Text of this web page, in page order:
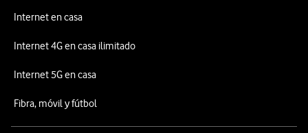
Internet en casa
Internet 4G en casa ilimitado
Internet 5G en casa
Fibra, móvil y fútbol